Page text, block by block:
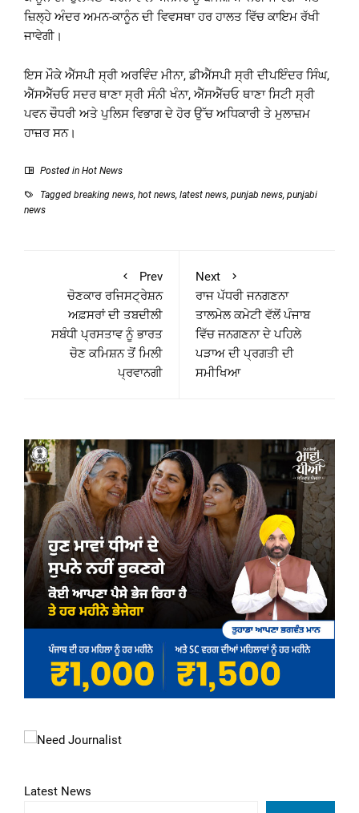
ਜ਼ਿਲ੍ਹੇ ਅੰਦਰ ਅਮਨ-ਕਾਨੂੰਨ ਦੀ ਵਿਵਸਥਾ ਹਰ ਹਾਲਤ ਵਿੱਚ ਕਾਇਮ ਰੱਖੀ
ਜਾਵੇਗੀ।
ਇਸ ਮੌਕੇ ਐੱਸਪੀ ਸ੍ਰੀ ਅਰਵਿੰਦ ਮੀਨਾ, ਡੀਐੱਸਪੀ ਸ੍ਰੀ ਦੀਪਇੰਦਰ ਸਿੰਘ,
ਐੱਸਐੱਚਓ ਸਦਰ ਥਾਣਾ ਸ੍ਰੀ ਸੰਨੀ ਖੰਨਾ, ਐੱਸਐੱਚਓ ਥਾਣਾ ਸਿਟੀ ਸ੍ਰੀ
ਪਵਨ ਚੌਧਰੀ ਅਤੇ ਪੁਲਿਸ ਵਿਭਾਗ ਦੇ ਹੋਰ ਉੱਚ ਅਧਿਕਾਰੀ ਤੇ ਮੁਲਾਜ਼ਮ
ਹਾਜ਼ਰ ਸਨ।
Posted in Hot News
Tagged breaking news, hot news, latest news, punjab news, punjabi
news
Prev
ਚੋਣਕਾਰ ਰਜਿਸਟ੍ਰੇਸ਼ਨ
ਅਫ਼ਸਰਾਂ ਦੀ ਤਬਦੀਲੀ
ਸਬੰਧੀ ਪ੍ਰਸਤਾਵ ਨੂੰ ਭਾਰਤ
ਚੋਣ ਕਮਿਸ਼ਨ ਤੋਂ ਮਿਲੀ
ਪ੍ਰਵਾਨਗੀ
Next
ਰਾਜ ਪੱਧਰੀ ਜਨਗਣਨਾ
ਤਾਲਮੇਲ ਕਮੇਟੀ ਵੱਲੋਂ ਪੰਜਾਬ
ਵਿੱਚ ਜਨਗਣਨਾ ਦੇ ਪਹਿਲੇ
ਪੜਾਅ ਦੀ ਪ੍ਰਗਤੀ ਦੀ
ਸਮੀਖਿਆ
Latest News